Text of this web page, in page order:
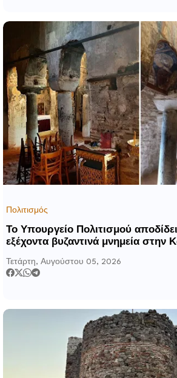
Πολιτισμός
Το Υπουργείο Πολιτισμού
εξέχοντα βυζαντινά μνημεία στην
Τετάρτη, Αυγούστου 05, 2026